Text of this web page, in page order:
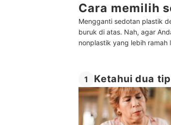
Cara memilih
Mengganti sedotan plastik
buruk di atas. Nah, agar
nonplastik yang lebih ramah
1 Ketahui dua